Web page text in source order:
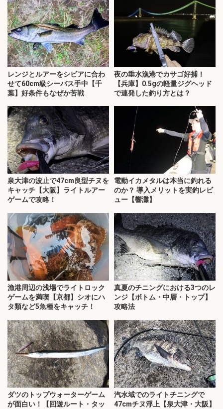
レンジとルアーをシビアに合わ
せて60cm級シーバス手中【千
葉】好条件もなぜか苦戦
夜の垂水漁港でカサゴ好捕！
【兵庫】0.5gの軽量ジグヘッド
で連発した釣り方とは？
泉大津の波止で47cm良型チヌを
キャッチ【大阪】ライトルアー
ゲームで攻略！
電動イカメタルは本当に釣れる
のか？ 導入メリットを実釣レビ
ュー【響灘】
漁港周辺の浅場でライトロック
ゲームを満喫【京都】シオにハ
タ類など5魚種をキャッチ！
真夏のチニングにおける3つのレ
ンジ【ボトム・中層・トップ】
攻略法
ダツのトップウォーターゲーム
が面白い！【回遊ルート・タッ
汽水域でのライトチニングで
47cmチヌ浮上【泉大津・大阪】